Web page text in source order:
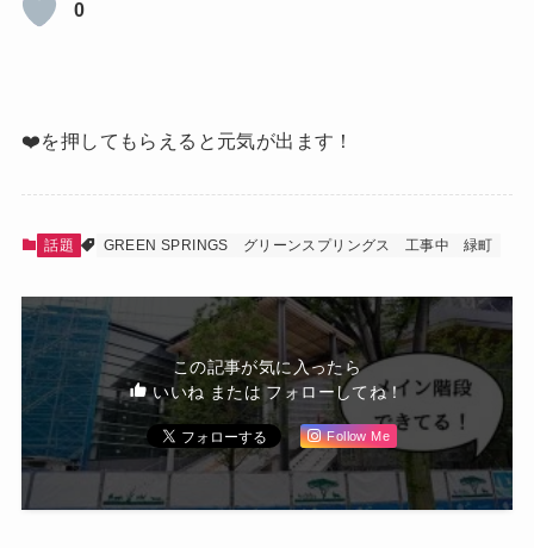
0
❤️を押してもらえると元気が出ます！
話題 GREEN SPRINGS グリーンスプリングス 工事中 緑町
この記事が気に入ったら
いいね または フォローしてね！
Follow Me